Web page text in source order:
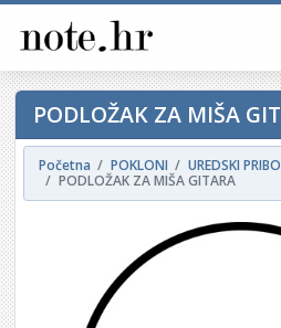
PODLOŽAK ZA MIŠA
Početna POKLONI UREDSKI
PODLOŽAK ZA MIŠA GITARA